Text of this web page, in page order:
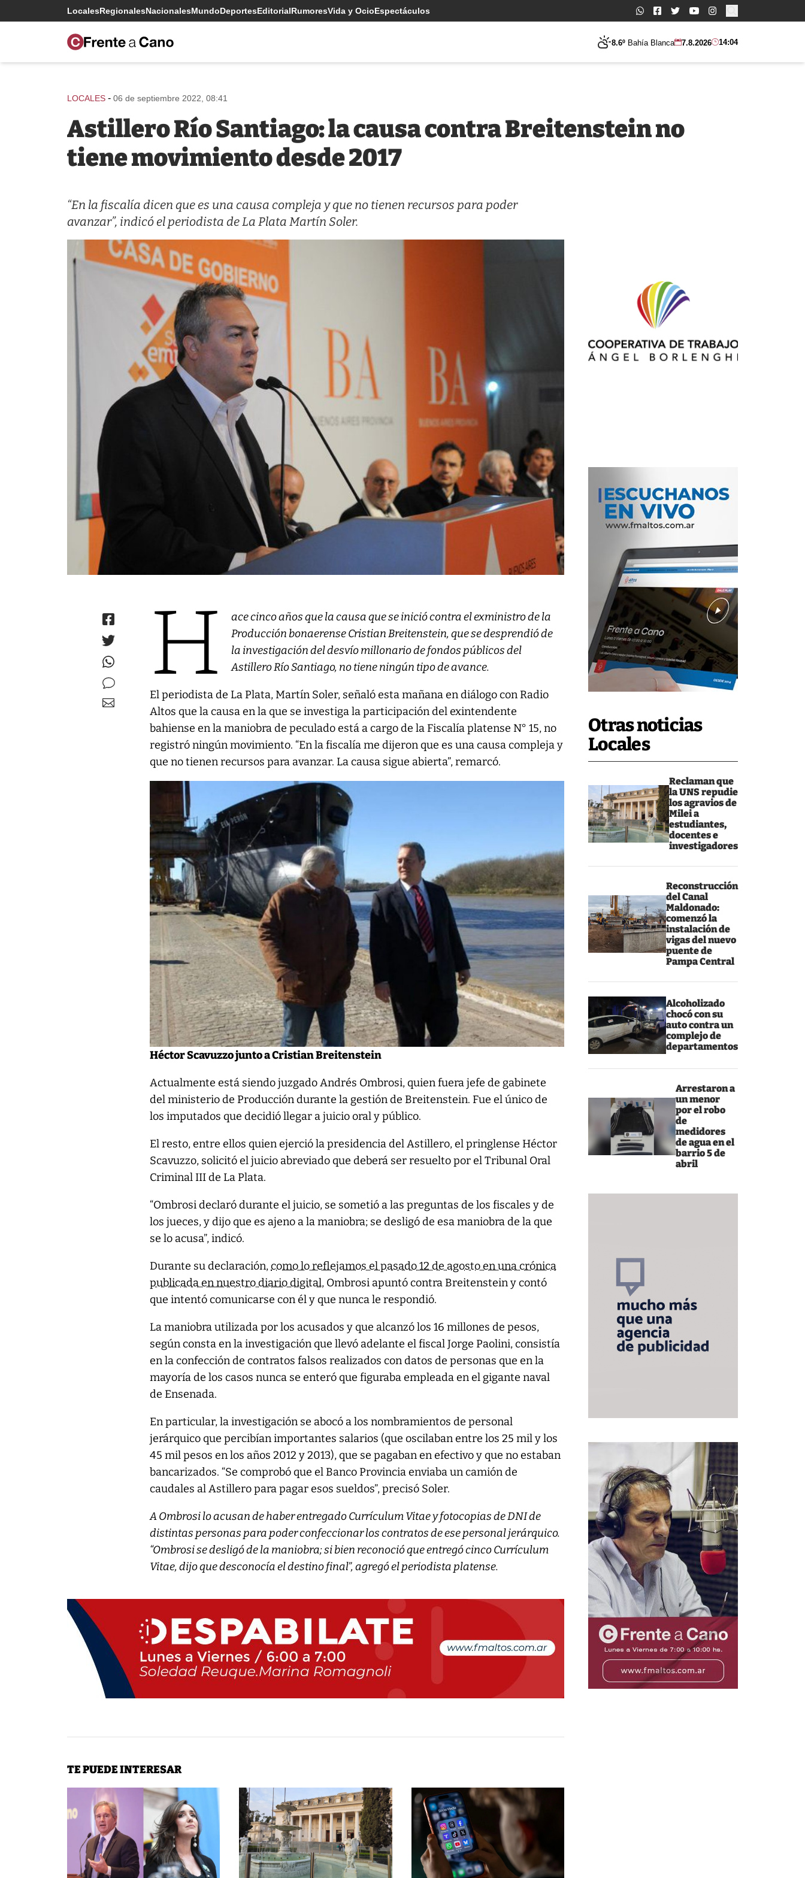
LocalesRegionalesNacionalesMundoDeportesEditorialRumoresVida y OcioEspectáculos Buscar:
8.6º Bahía Blanca 7.8.2026 14:04
Otras noticias
Locales
Reclaman que
la UNS repudie
los agravios de
Milei a
estudiantes,
docentes e
investigadores
Reconstrucción
del Canal
Maldonado:
comenzó la
instalación de
vigas del nuevo
puente de
Pampa Central
Alcoholizado
chocó con su
auto contra un
complejo de
departamentos
Arrestaron a
un menor
por el robo
de
medidores
de agua en el
barrio 5 de
abril
LOCALES - 06 de septiembre 2022, 08:41
Astillero Río Santiago: la causa contra Breitenstein no
tiene movimiento desde 2017
“En la fiscalía dicen que es una causa compleja y que no tienen recursos para poder
avanzar”, indicó el periodista de La Plata Martín Soler.
H
ace cinco años que la causa que se inició contra el exministro de la
Producción bonaerense Cristian Breitenstein, que se desprendió de
la investigación del desvío millonario de fondos públicos del
Astillero Río Santiago, no tiene ningún tipo de avance.
El periodista de La Plata, Martín Soler, señaló esta mañana en diálogo con Radio
Altos que la causa en la que se investiga la participación del exintendente
bahiense en la maniobra de peculado está a cargo de la Fiscalía platense N° 15, no
registró ningún movimiento. “En la fiscalía me dijeron que es una causa compleja y
que no tienen recursos para avanzar. La causa sigue abierta”, remarcó.
Héctor Scavuzzo junto a Cristian Breitenstein
Actualmente está siendo juzgado Andrés Ombrosi, quien fuera jefe de gabinete
del ministerio de Producción durante la gestión de Breitenstein. Fue el único de
los imputados que decidió llegar a juicio oral y público.
El resto, entre ellos quien ejerció la presidencia del Astillero, el pringlense Héctor
Scavuzzo, solicitó el juicio abreviado que deberá ser resuelto por el Tribunal Oral
Criminal III de La Plata.
“Ombrosi declaró durante el juicio, se sometió a las preguntas de los fiscales y de
los jueces, y dijo que es ajeno a la maniobra; se desligó de esa maniobra de la que
se lo acusa”, indicó.
Durante su declaración,como lo reflejamos el pasado 12 de agosto en una crónica
publicada en nuestro diario digital, Ombrosi apuntó contra Breitenstein y contó
que intentó comunicarse con él y que nunca le respondió.
La maniobra utilizada por los acusados y que alcanzó los 16 millones de pesos,
según consta en la investigación que llevó adelante el fiscal Jorge Paolini, consistía
en la confección de contratos falsos realizados con datos de personas que en la
mayoría de los casos nunca se enteró que figuraba empleada en el gigante naval
de Ensenada.
En particular, la investigación se abocó a los nombramientos de personal
jerárquico que percibían importantes salarios (que oscilaban entre los 25 mil y los
45 mil pesos en los años 2012 y 2013), que se pagaban en efectivo y que no estaban
bancarizados. “Se comprobó que el Banco Provincia enviaba un camión de
caudales al Astillero para pagar esos sueldos”, precisó Soler.
A Ombrosi lo acusan de haber entregado Currículum Vitae y fotocopias de DNI de
distintas personas para poder confeccionar los contratos de ese personal jerárquico.
“Ombrosi se desligó de la maniobra; si bien reconoció que entregó cinco Currículum
Vitae, dijo que desconocía el destino final”, agregó el periodista platense.
TE PUEDE INTERESAR